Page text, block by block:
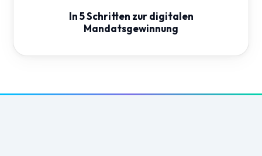
In 5 Schritten zur digitalen
Mandatsgewinnung